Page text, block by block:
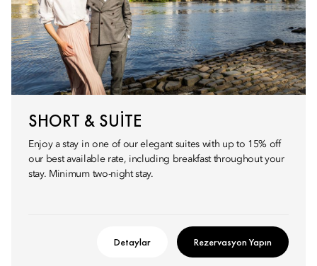
SHORT & SUITE
Enjoy a stay in one of our elegant suites with up to 15% off
our best available rate, including breakfast throughout your
stay. Minimum two-night stay.
Detaylar Rezervasyon Yapın